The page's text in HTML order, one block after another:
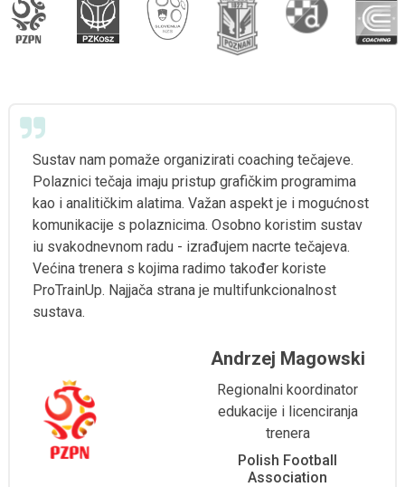
Sustav nam pomaže organizirati coaching tečajeve.
Polaznici tečaja imaju pristup grafičkim programima
kao i analitičkim alatima. Važan aspekt je i mogućnost
komunikacije s polaznicima. Osobno koristim sustav
iu svakodnevnom radu - izrađujem nacrte tečajeva.
Većina trenera s kojima radimo također koriste
ProTrainUp. Najjača strana je multifunkcionalnost
sustava.
Andrzej Magowski
Regionalni koordinator
edukacije i licenciranja
trenera
Polish Football
Association